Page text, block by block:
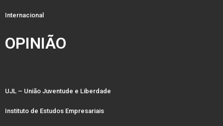
Internacional
OPINIÃO
UJL – União Juventude e Liberdade
Instituto de Estudos Empresariais